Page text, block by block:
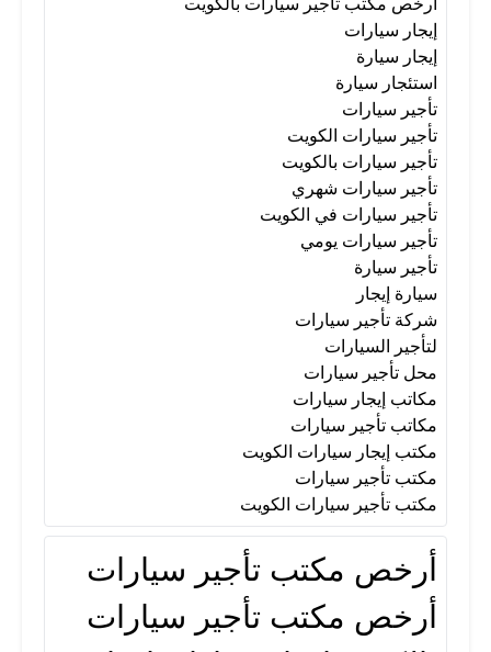
إيجار سيارات
إيجار سيارة
استئجار سيارة
تأجير سيارات
تأجير سيارات الكويت
تأجير سيارات بالكويت
تأجير سيارات شهري
تأجير سيارات في الكويت
تأجير سيارات يومي
تأجير سيارة
سيارة إيجار
شركة تأجير سيارات
لتأجير السيارات
محل تأجير سيارات
مكاتب إيجار سيارات
مكاتب تأجير سيارات
مكتب إيجار سيارات الكويت
مكتب تأجير سيارات
مكتب تأجير سيارات الكويت
أرخص مكتب تأجير سيارات
أرخص مكتب تأجير سيارات